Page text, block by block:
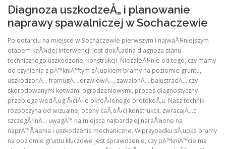
Diagnoza uszkodzeÅ„ i planowanie
naprawy spawalniczej w Sochaczewie
Po dotarciu na miejsce w Sochaczewie pierwszym i najwaÅ¼niejszym
etapem kaÅ¼dej interwencji jest dokÅ‚adna diagnoza stanu
technicznego uszkodzonej konstrukcji. NiezaleÅ¼nie od tego, czy mamy
do czynienia z pÄ™kniÄ™tym sÅ‚upkiem bramy na poziomie gruntu,
uszkodzonÄ… framugÄ… drzwiowÄ…, zawalonÄ… balustradÄ… czy
skorodowanymi kotwami ogrodzeniowymi, proces diagnostyczny
przebiega wedÅ‚ug Å›ciÅ›le okreÅ›lonego protokoÅ‚u. Nasz technik
rozpoczyna od wizualnej oceny caÅ‚oÅ›ci konstrukcji, zwracajÄ…c
szczegÃ³lnÄ… uwagÄ™ na miejsca najbardziej naraÅ¼one na
naprÄ™Å¼enia i uszkodzenia mechaniczne. W przypadku sÅ‚upka bramy
na poziomie gruntu kluczowe jest sprawdzenie, czy pÄ™kniÄ™cie ma